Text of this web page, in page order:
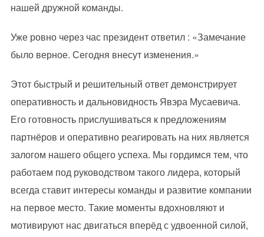
нашей дружной команды.
Уже ровно через час президент ответил : «Замечание
было верное. Сегодня внесут изменения.»
Этот быстрый и решительный ответ демонстрирует
оперативность и дальновидность Явэра Мусаевича.
Его готовность прислушиваться к предложениям
партнёров и оперативно реагировать на них является
залогом нашего общего успеха. Мы гордимся тем, что
работаем под руководством такого лидера, который
всегда ставит интересы команды и развитие компании
на первое место. Такие моменты вдохновляют и
мотивируют нас двигаться вперёд с удвоенной силой,